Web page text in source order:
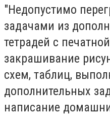
"Недопустимо
задачами из
тетрадей с
закрашивание
схем, таблиц,
дополнительных
написание